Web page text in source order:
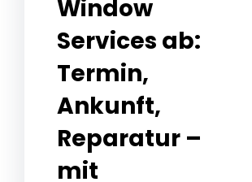
Window
Services ab:
Termin,
Ankunft,
Reparatur –
mit